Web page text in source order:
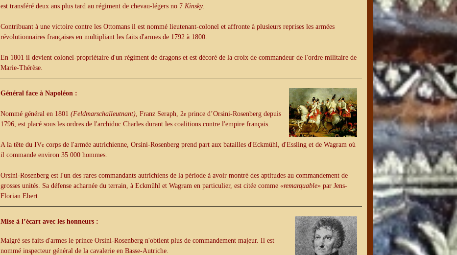
est transféré deux ans plus tard au régiment de chevau-légers no 7 Kinsky.
Contribuant à une victoire contre les Ottomans il est nommé lieutenant-colonel et affronte à plusieurs reprises les armées
révolutionnaires françaises en multipliant les faits d'armes de 1792 à 1800.
En 1801 il devient colonel-propriétaire d'un régiment de dragons et est décoré de la croix de commandeur de l'ordre militaire de
Marie-Thérèse.
Général face à Napoléon :
Nommé général en 1801(Feldmarschalleutnant) , Franz Seraph, 2e prince d’Orsini-Rosenberg depuis
1796, est placé sous les ordres de l'archiduc Charles durant les coalitions contre l'empire français.
A la tête du IVe corps de l'armée autrichienne, Orsini-Rosenberg prend part aux batailles d'Eckmühl, d'Essling et de Wagram où
il commande environ 35 000 hommes.
Orsini-Rosenberg est l'un des rares commandants autrichiens de la période à avoir montré des aptitudes au commandement de
grosses unités. Sa défense acharnée du terrain, à Eckmühl et Wagram en particulier, est citée comme«remarquable» par Jens-
Florian Ebert.
Mise à l’écart avec les honneurs :
Malgré ses faits d'armes le prince Orsini-Rosenberg n'obtient plus de commandement majeur. Il est
nommé inspecteur général de la cavalerie en Basse-Autriche.